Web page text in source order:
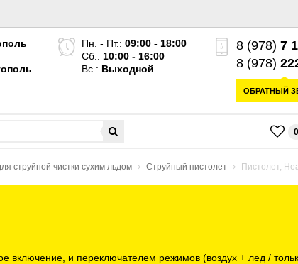
Пн. - Пт.: 09:00 - 18:00
Сб.: 10:00 - 16:00
Вс.: Выходной
8 (978) 7
8 (978)
ОБРАТНЫЙ
0
струйной чистки сухим льдом Струйный пистолет Пистолет,
и переключателем режимов (воздух + лед /